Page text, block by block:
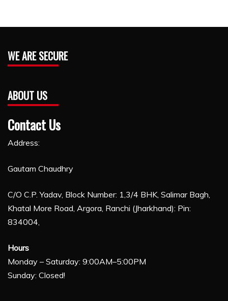
WE ARE SECURE
ABOUT US
Contact Us
Address:
Gautam Chaudhry
C/O C.P. Yadav, Block Number: 1,3/4 BHK, Salimar Bagh,
Khatal More Road, Argora, Ranchi (Jharkhand): Pin:
834004,
Hours
Monday – Saturday: 9:00AM–5:00PM
Sunday: Closed!